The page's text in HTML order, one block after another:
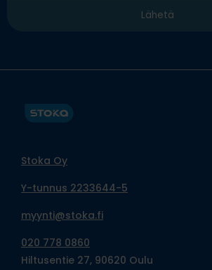
Stoka Oy
Y-tunnus 2233644-5
myynti@stoka.fi
020 778 0860
Hiltusentie 27, 90620 Oulu